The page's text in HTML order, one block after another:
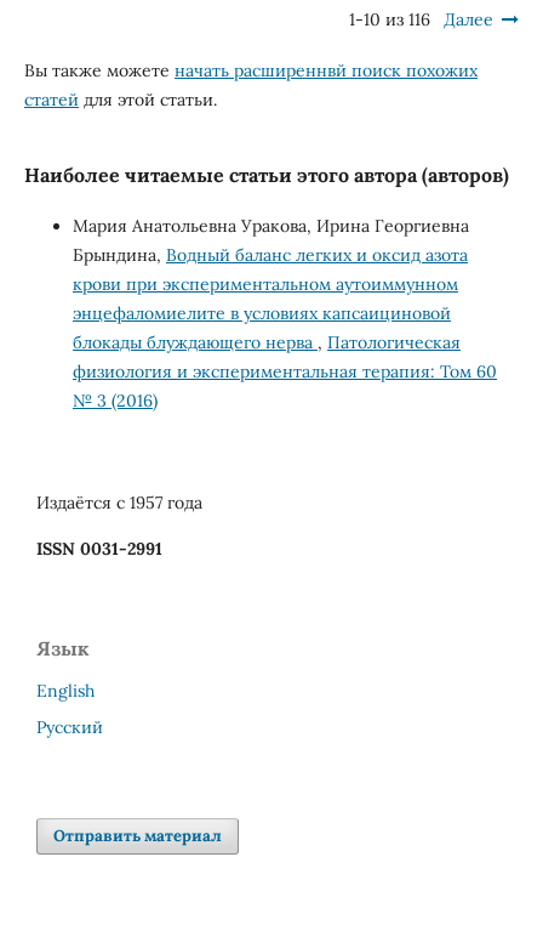
1-10 из 116 Далее
Вы также можете начать расширеннвй поиск похожих
статей для этой статьи.
Наиболее читаемые статьи этого автора (авторов)
Мария Анатольевна Уракова, Ирина Георгиевна
Брындина, Водный баланс легких и оксид азота
крови при экспериментальном аутоиммунном
энцефаломиелите в условиях капсаициновой
блокады блуждающего нерва , Патологическая
физиология и экспериментальная терапия: Том 60
№ 3 (2016)
Издаётся с 1957 года
ISSN 0031-2991
Язык
English
Русский
Отправить материал